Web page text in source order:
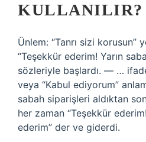
KULLANILIR?
Ünlem: “Tanrı sizi korusun”
“Teşekkür ederim! Yarın
sözleriyle başlardı. — …
veya “Kabul ediyorum”
sabah siparişleri aldıktan
her zaman “Teşekkür
ederim” der ve giderdi.